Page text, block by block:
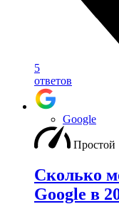
5
ответов
Google
Простой
Сколько
Google в